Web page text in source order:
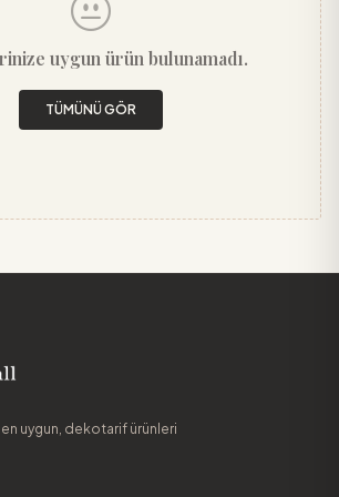
uygun ürün bulunamadı.
TÜMÜNÜ GÖR
uygun, dekotarif ürünleri